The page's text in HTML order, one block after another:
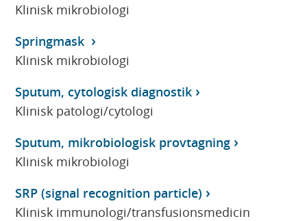
Klinisk mikrobiologi
Springmask
Klinisk mikrobiologi
Sputum, cytologisk diagnostik
Klinisk patologi/cytologi
Sputum, mikrobiologisk provtagning
Klinisk mikrobiologi
SRP (signal recognition particle)
Klinisk immunologi/transfusionsmedicin